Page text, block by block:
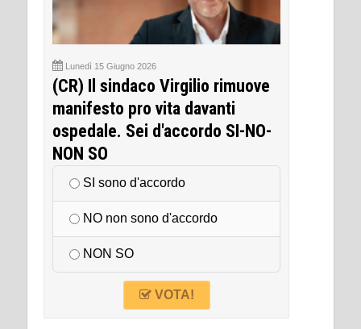
Lunedì 15 Giugno 2026
(CR) Il sindaco Virgilio rimuove
manifesto pro vita davanti
ospedale. Sei d'accordo SI-NO-
NON SO
SI sono d'accordo
NO non sono d'accordo
NON SO
VOTA!